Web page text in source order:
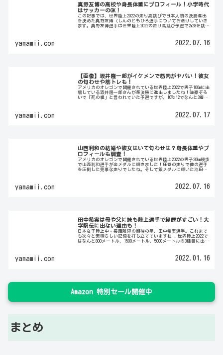
真野友博の高校や身長体重にプロフィール！小学時代
はサッカーのGK！
この記事では、世界陸上2022の走り高跳びで日本人初の決勝進出
を決めた真野友博（しんのともひろ選手についてお送りしていき
ます。真野友博選手は世界陸上2022の走り高跳び予選で2m28を跳ん
yamamii.com 2022.07.16
【画像】坂井隆一郎がイケメンで筋肉がヤバい！彼女
の匂わせや筋トレも！
アメリカのオレゴンで開催されている世界陸上2022で男子100mに出
場している酒井隆一郎さんが準決勝に進出しましたね！強豪ぞろ
いで「死の組」と言われていた予選ですが、10秒12でなんと3着！
yamamii.com 2022.07.17
山西利和の結婚や彼女はいて匂わせは？身長体重やプ
ロフィールも調査！
アメリカのオレゴンで開催されている世界陸上2022の男子20km競歩
で山西利和選手が金メダルに輝きました！圧巻の走りで他の選手
を圧倒した見事な走りでしたね。そして銀メダルに輝いた池田向
yamamii.com 2022.07.16
田中希実は母や父に妹も陸上選手で経歴がすごい！大
学駅伝に出ない理由も！
日本女子陸上中・長距離界の期待の星、田中希実選手。これまで
も次々と素晴らしい記録を打ち立てていますね^_^世界陸上2022で
はなんと800メートル、1500メートル、5000メートルの3種目に出場
yamamii.com 2022.01.16
Amazon 特別セール開催中
まとめ